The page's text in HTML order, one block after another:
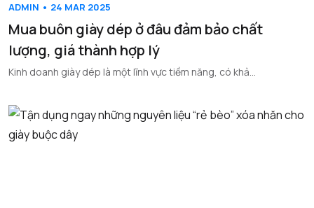
ADMIN • 24 MAR 2025
Mua buôn giày dép ở đâu đảm bảo chất
lượng, giá thành hợp lý
Kinh doanh giày dép là một lĩnh vực tiềm năng, có khả...